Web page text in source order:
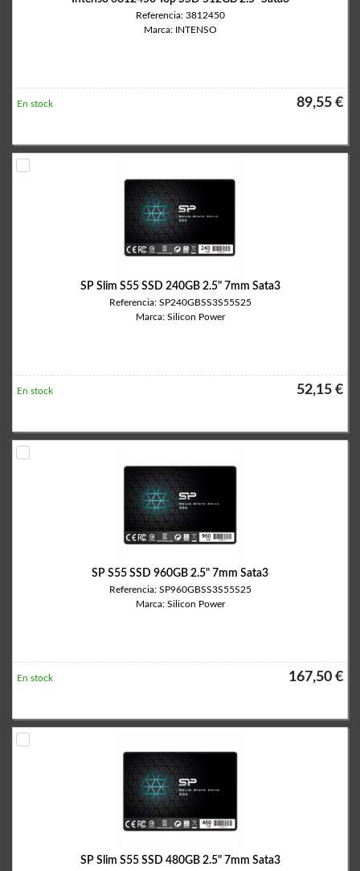
Referencia: 3812450
Marca: INTENSO
89,55 €
En stock
SP Slim S55 SSD 240GB 2.5" 7mm Sata3
Referencia: SP240GBSS3S55S25
Marca: Silicon Power
52,15 €
En stock
SP S55 SSD 960GB 2.5" 7mm Sata3
Referencia: SP960GBSS3S55S25
Marca: Silicon Power
167,50 €
En stock
SP Slim S55 SSD 480GB 2.5" 7mm Sata3